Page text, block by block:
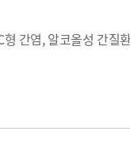
간염, 알코올성 간질